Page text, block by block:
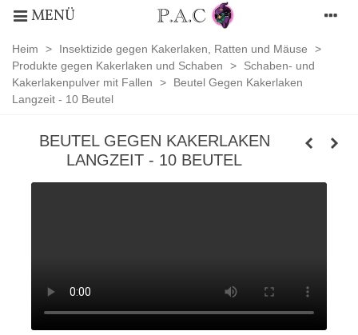
MENÜ
Heim > Insektizide gegen Kakerlaken, Ratten und Mäuse
>
Produkte gegen Kakerlaken und Schaben
>
Schaben- und
Kakerlakenpulver mit Fallen
>
Beutel Gegen Kakerlaken
Langzeit - 10 Beutel
BEUTEL GEGEN KAKERLAKEN
LANGZEIT - 10 BEUTEL
Fallen